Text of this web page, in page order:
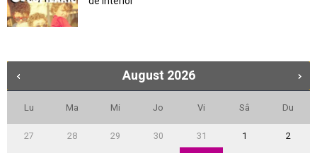
August 2026
Lu Ma Mi Jo Vi Sâ Du
27 28 29 30 31 1 2